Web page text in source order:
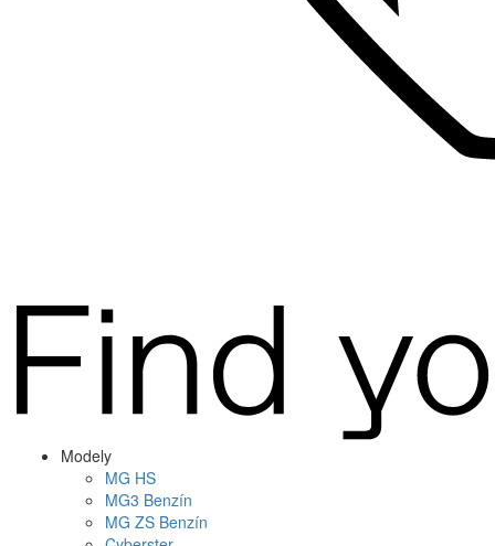
Modely
MG HS
MG3 Benzín
MG ZS Benzín